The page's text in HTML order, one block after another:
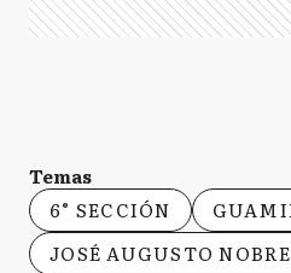
Temas
6° SECCIÓN
JOSÉ AUGUSTO